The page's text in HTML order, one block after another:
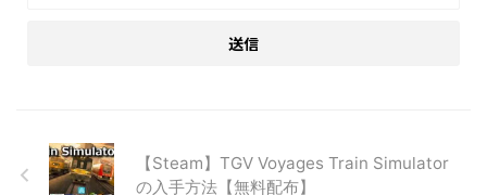
【Steam】TGV Voyages Train Simulator
の入手方法【無料配布】